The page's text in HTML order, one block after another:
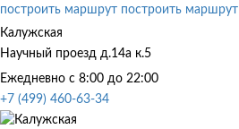
построить маршрут построить маршрут
Калужская
Научный проезд д.14а к.5
Ежедневно с 8:00 до 22:00
+7 (499) 460-63-34